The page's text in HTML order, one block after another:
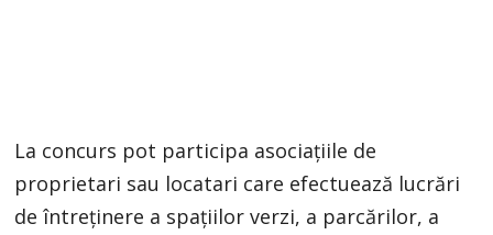
La concurs pot participa asociațiile de
proprietari sau locatari care efectuează lucrări
de întreținere a spațiilor verzi, a parcărilor, a